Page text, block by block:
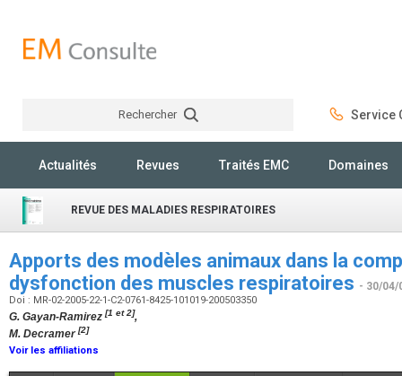
Rechercher Service
Actualités Revues Traités EMC Domaines
REVUE DES MALADIES RESPIRATOIRES
Apports des modèles animaux dans la
dysfonction des muscles respiratoires - 30/04/
Doi : MR-02-2005-22-1-C2-0761-8425-101019-200503350
G. Gayan-Ramirez [1 et 2],
M. Decramer[2]
Voir les affiliations